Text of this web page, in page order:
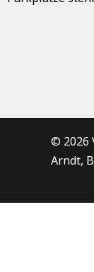
© 2026
Arndt,